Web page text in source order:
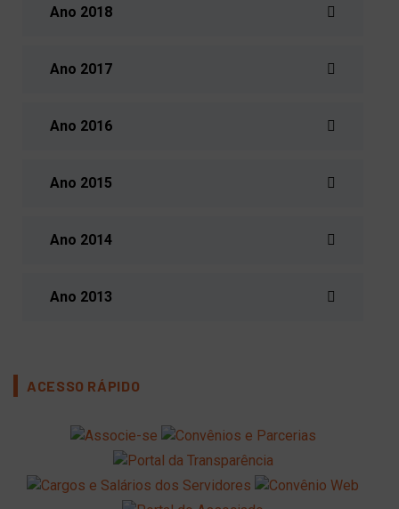
Ano 2018
Ano 2017
Ano 2016
Ano 2015
Ano 2014
Ano 2013
ACESSO RÁPIDO